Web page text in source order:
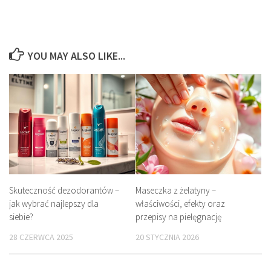
YOU MAY ALSO LIKE...
Skuteczność dezodorantów –
jak wybrać najlepszy dla
siebie?
28 CZERWCA 2025
Maseczka z żelatyny –
właściwości, efekty oraz
przepisy na pielęgnację
20 STYCZNIA 2026